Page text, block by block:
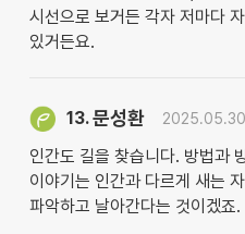
시선으로 보거든 각자 저마다
있거든요.
13.문성환
인간도 길을 찾습니다. 방법과
이야기는 인간과 다르게 새는
파악하고 날아간다는 것이겠죠.